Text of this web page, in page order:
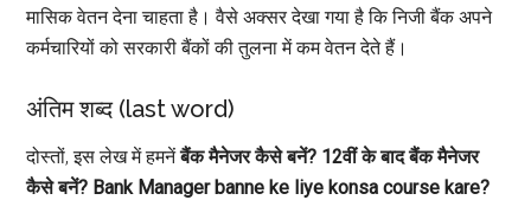
मासिक वेतन देना चाहता है। वैसे अक्सर देखा गया है कि निजी बैंक अपने
कर्मचारियों को सरकारी बैंकों की तुलना में कम वेतन देते हैं।
अंतिम शब्द (last word)
दोस्तों, इस लेख में हमनेंबैंक मैनेजर कैसे बनें? 12वीं के बाद बैंक मैनेजर
कैसे बनें? Bank Manager banne ke liye konsa course kare?